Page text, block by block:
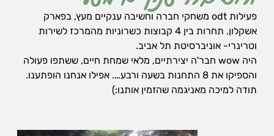
פעילות odt משחקי חברה וחשיבה ענקיים מעץ, בפארק
אשקלון. תחרות בין 4 קבוצות כשרוניות מהמרכז לשירות
וטרינרי- אוניברסיטת תל אביב.
היה wow חבר'ה יצירתיים, מלאי שמחת חיים, ששתפו פעולה
והספיקו את 8 התחנות בשעה ורבע…. אפילו אנחנו הופתענו.
תודה למיכה מאניגמה שהזמין אותנו:)